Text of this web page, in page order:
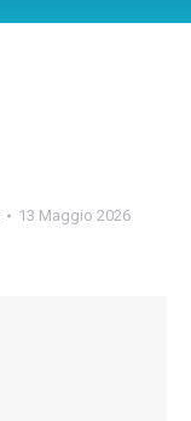
13 Maggio 2026